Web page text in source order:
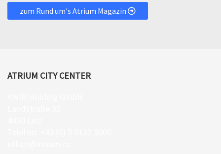
zum Rund um's Atrium Magazin
ATRIUM CITY CENTER